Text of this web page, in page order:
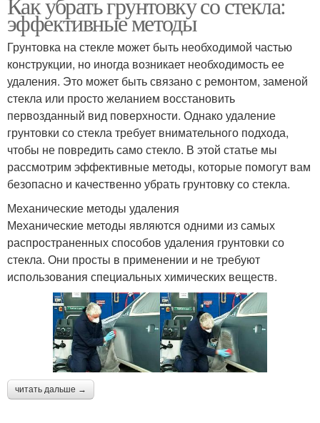
эффективные методы
Грунтовка на стекле может быть необходимой частью
конструкции, но иногда возникает необходимость ее
удаления. Это может быть связано с ремонтом, заменой
стекла или просто желанием восстановить
первозданный вид поверхности. Однако удаление
грунтовки со стекла требует внимательного подхода,
чтобы не повредить само стекло. В этой статье мы
рассмотрим эффективные методы, которые помогут вам
безопасно и качественно убрать грунтовку со стекла.
Механические методы удаления
Механические методы являются одними из самых
распространенных способов удаления грунтовки со
стекла. Они просты в применении и не требуют
использования специальных химических веществ.
читать дальше →